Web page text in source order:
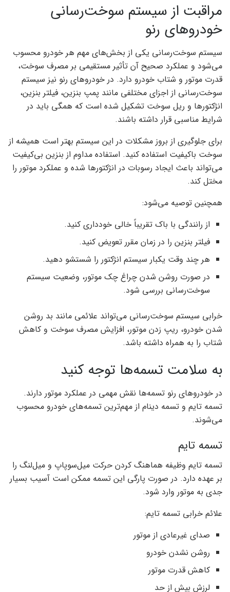
مراقبت از سیستم سوخت‌رسانی
خودروهای رنو
سیستم سوخت‌رسانی یکی از بخش‌های مهم هر خودرو محسوب
می‌شود و عملکرد صحیح آن تأثیر مستقیمی بر مصرف سوخت،
قدرت موتور و شتاب خودرو دارد. در خودروهای رنو نیز سیستم
سوخت‌رسانی از اجزای مختلفی مانند پمپ بنزین، فیلتر بنزین،
انژکتورها و ریل سوخت تشکیل شده است که همگی باید در
شرایط مناسبی قرار داشته باشند.
برای جلوگیری از بروز مشکلات در این سیستم بهتر است همیشه از
سوخت باکیفیت استفاده کنید. استفاده مداوم از بنزین بی‌کیفیت
می‌تواند باعث ایجاد رسوبات در انژکتورها شده و عملکرد موتور را
مختل کند.
همچنین توصیه می‌شود:
از رانندگی با باک تقریباً خالی خودداری کنید.
فیلتر بنزین را در زمان مقرر تعویض کنید.
هر چند وقت یکبار سیستم انژکتور را شستشو دهید.
در صورت روشن شدن چراغ چک موتور، وضعیت سیستم
سوخت‌رسانی بررسی شود.
خرابی سیستم سوخت‌رسانی می‌تواند علائمی مانند بد روشن
شدن خودرو، ریپ زدن موتور، افزایش مصرف سوخت و کاهش
شتاب را به همراه داشته باشد.
به سلامت تسمه‌ها توجه کنید
در خودروهای رنو تسمه‌ها نقش مهمی در عملکرد موتور دارند.
تسمه تایم و تسمه دینام از مهم‌ترین تسمه‌های خودرو محسوب
می‌شوند.
تسمه تایم
تسمه تایم وظیفه هماهنگ کردن حرکت میل‌سوپاپ و میل‌لنگ را
بر عهده دارد. در صورت پارگی این تسمه ممکن است آسیب بسیار
جدی به موتور وارد شود.
علائم خرابی تسمه تایم:
صدای غیرعادی از موتور
روشن نشدن خودرو
کاهش قدرت موتور
لرزش بیش از حد